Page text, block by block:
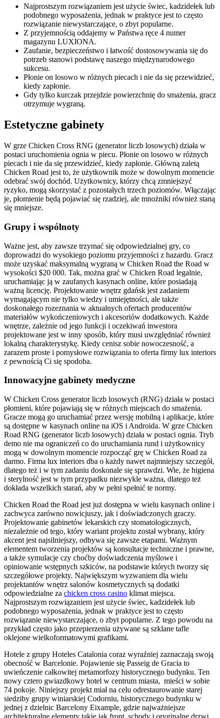
Najprostszym rozwiązaniem jest użycie świec, kadzidełek lub
podobnego wyposażenia, jednak w praktyce jest to często
rozwiązanie niewystarczające, o zbyt popularne.
Z przyjemnością oddajemy w Państwa ręce 4 numer
magazynu LUXIONA.
Zaufanie, bezpieczeństwo i łatwość dostosowywania się do
potrzeb stanowi podstawę naszego międzynarodowego
sukcesu.
Płonie on losowo w różnych piecach i nie da się przewidzieć,
kiedy zapłonie.
Gdy tylko kurczak przejdzie powierzchnię do smażenia, gracz
otrzymuje wygraną.
Estetyczne gabinety
W grze Chicken Cross RNG (generator liczb losowych) działa w
postaci uruchomienia ognia w piecu. Płonie on losowo w różnych
piecach i nie da się przewidzieć, kiedy zapłonie. Główną zaletą
Chicken Road jest to, że użytkownik może w dowolnym momencie
odebrać swój dochód. Użytkownicy, którzy chcą zmniejszyć
ryzyko, mogą skorzystać z pozostałych trzech poziomów. Włączając
je, płomienie będą pojawiać się rzadziej, ale mnożniki również staną
się mniejsze.
Grupy i wspólnoty
Ważne jest, aby zawsze trzymać się odpowiedzialnej gry, co
doprowadzi do wysokiego poziomu przyjemności z hazardu. Gracz
może uzyskać maksymalną wygraną w Chicken Road the Road w
wysokości $20 000. Tak, można grać w Chicken Road legalnie,
uruchamiając ją w zaufanych kasynach online, które posiadają
ważną licencję. Projektowanie wnętrz gdańsk jest zadaniem
wymagającym nie tylko wiedzy i umiejętności, ale także
doskonałego rozeznania w aktualnych ofertach producentów
materiałów wykończeniowych i akcesoriów dodatkowych. Każde
wnętrze, zależnie od jego funkcji i oczekiwań inwestora
projektowane jest w inny sposób, który musi uwzględniać również
lokalną charakterystykę. Kiedy cenisz sobie nowoczesność, a
zarazem proste i pomysłowe rozwiązania to oferta firmy lux interiors
z pewnością Ci się spodoba.
Innowacyjne gabinety medyczne
W Chicken Cross generator liczb losowych (RNG) działa w postaci
płomieni, które pojawiają się w różnych miejscach do smażenia.
Gracze mogą go uruchamiać przez wersję mobilną i aplikacje, które
są dostępne w kasynach online na iOS i Androida. W grze Chicken
Road RNG (generator liczb losowych) działa w postaci ognia. Tryb
demo nie ma ograniczeń co do uruchamiania rund i użytkownicy
mogą w dowolnym momencie rozpocząć grę w Chicken Road za
darmo. Firma lux interiors dba o każdy nawet najmniejszy szczegół,
dlatego też i w tym zadaniu doskonale się sprawdzi. Wie, że higiena
i sterylność jest w tym przypadku niezwykle ważna, dlatego też
dokłada wszelkich starań, aby w pełni spełnić te normy.
Chicken Road the Road jest już dostępna w wielu kasynach online i
zachwyca zarówno nowicjuszy, jak i doświadczonych graczy.
Projektowanie gabinetów lekarskich czy stomatologicznych,
niezależnie od tego, który wariant projektu został wybrany, który
akcent jest najsilniejszy, odbywa się zawsze etapami. Ważnym
elementem tworzenia projektów są konsultacje techniczne i prawne,
a także symulacje czy choćby doświadczenia myślowe i
opiniowanie wstępnych szkiców, na podstawie których tworzy się
szczegółowe projekty. Największym wyzwaniem dla wielu
projektantów wnętrz salonów kosmetycznych są dodatki
odpowiedzialne za chicken cross casino klimat miejsca.
Najprostszym rozwiązaniem jest użycie świec, kadzidełek lub
podobnego wyposażenia, jednak w praktyce jest to często
rozwiązanie niewystarczające, o zbyt popularne. Z tego powodu na
przykład często jako przepierzenia używane są szklane tafle
oklejone wielkoformatowymi grafikami.
Hotele z grupy Hoteles Catalonia coraz wyraźniej zaznaczają swoją
obecność w Barcelonie. Pojawienie się Passeig de Gracia to
uwieńczenie całkowitej metamorfozy historycznego budynku. Ten
nowy cztero gwiazdkowy hotel w centrum miasta, mieści w sobie
74 pokoje. Niniejszy projekt miał na celu odrestaurowanie starej
siedziby grupy winiarskiej Codorniu, historycznego budynku w
jednej z dzielnic Barcelony Eixample, gdzie najważniejsze